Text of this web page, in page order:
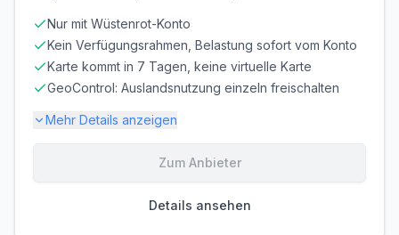
Nur mit Wüstenrot-Konto
Kein Verfügungsrahmen, Belastung sofort vom Konto
Karte kommt in 7 Tagen, keine virtuelle Karte
GeoControl: Auslandsnutzung einzeln freischalten
Mehr Details anzeigen
Kostenlos
Zum Anbieter
Details ansehen